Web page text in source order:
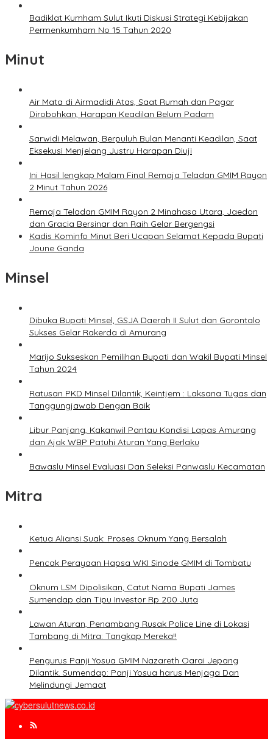
Badiklat Kumham Sulut Ikuti Diskusi Strategi Kebijakan
Permenkumham No 15 Tahun 2020
Minut
Air Mata di Airmadidi Atas, Saat Rumah dan Pagar
Dirobohkan, Harapan Keadilan Belum Padam
Sarwidi Melawan, Berpuluh Bulan Menanti Keadilan, Saat
Eksekusi Menjelang Justru Harapan Diuji
Ini Hasil lengkap Malam Final Remaja Teladan GMIM Rayon
2 Minut Tahun 2026
Remaja Teladan GMIM Rayon 2 Minahasa Utara, Jaedon
dan Gracia Bersinar dan Raih Gelar Bergengsi
Kadis Kominfo Minut Beri Ucapan Selamat Kepada Bupati
Joune Ganda
Minsel
Dibuka Bupati Minsel, GSJA Daerah II Sulut dan Gorontalo
Sukses Gelar Rakerda di Amurang
Marijo Sukseskan Pemilihan Bupati dan Wakil Bupati Minsel
Tahun 2024
Ratusan PKD Minsel Dilantik, Keintjem : Laksana Tugas dan
Tanggungjawab Dengan Baik
Libur Panjang, Kakanwil Pantau Kondisi Lapas Amurang
dan Ajak WBP Patuhi Aturan Yang Berlaku
Bawaslu Minsel Evaluasi Dan Seleksi Panwaslu Kecamatan
Mitra
Ketua Aliansi Suak: Proses Oknum Yang Bersalah
Pencak Perayaan Hapsa WKI Sinode GMIM di Tombatu
Oknum LSM Dipolisikan, Catut Nama Bupati James
Sumendap dan Tipu Investor Rp 200 Juta
Lawan Aturan, Penambang Rusak Police Line di Lokasi
Tambang di Mitra: Tangkap Mereka!!
Pengurus Panji Yosua GMIM Nazareth Oarai Jepang
Dilantik. Sumendap: Panji Yosua harus Menjaga Dan
Melindungi Jemaat